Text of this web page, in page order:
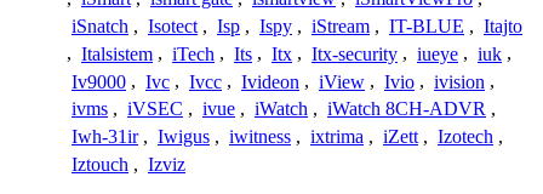
iSnatch , Isotect , Isp , Ispy , iStream , IT-BLUE , Itajto
, Italsistem , iTech , Its , Itx , Itx-security , iueye , iuk ,
Iv9000 , Ivc , Ivcc , Ivideon , iView , Ivio , ivision ,
ivms , iVSEC , ivue , iWatch , iWatch 8CH-ADVR ,
Iwh-31ir , Iwigus , iwitness , ixtrima , iZett , Izotech ,
Iztouch , Izviz